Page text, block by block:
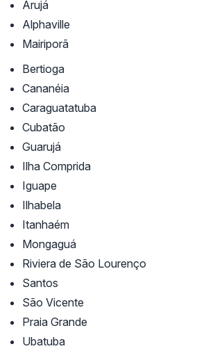
Arujá
Alphaville
Mairiporã
Bertioga
Cananéia
Caraguatatuba
Cubatão
Guarujá
Ilha Comprida
Iguape
Ilhabela
Itanhaém
Mongaguá
Riviera de São Lourenço
Santos
São Vicente
Praia Grande
Ubatuba